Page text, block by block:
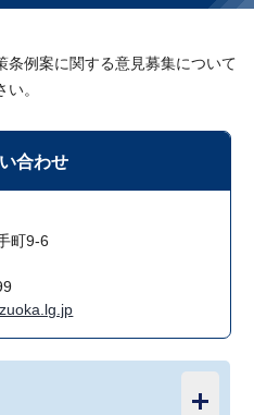
条例案に関する意見募集について
。
合わせ
町9-6